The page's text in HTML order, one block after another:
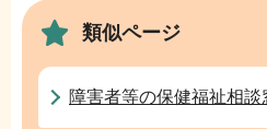
で
類似ページ
障害者等の保健福祉相談